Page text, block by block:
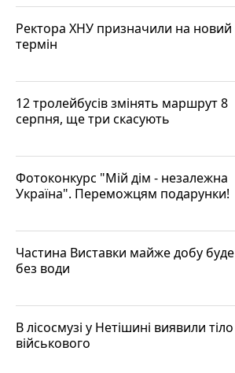
Ректора ХНУ призначили на новий
термін
12 тролейбусів змінять маршрут 8
серпня, ще три скасують
Фотоконкурс "Мій дім - незалежна
Україна". Переможцям подарунки!
Частина Виставки майже добу буде
без води
В лісосмузі у Нетішині виявили тіло
військового